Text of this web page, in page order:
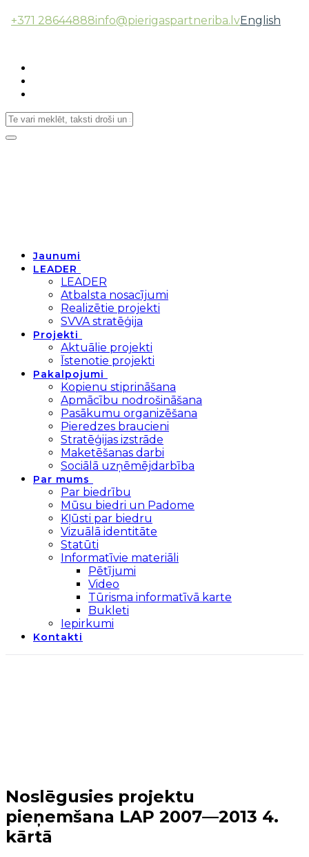
+371 28644888info@pierigaspartneriba.lvEnglish
Toggle
Jaunumi
LEADER
LEADER
Atbalsta nosacījumi
Realizētie projekti
SVVA stratēģija
Projekti
Aktuālie projekti
Īstenotie projekti
Pakalpojumi
Kopienu stiprināšana
Apmācību nodrošināšana
Pasākumu organizēšana
Pieredzes braucieni
Stratēģijas izstrāde
Maketēšanas darbi
Sociālā uzņēmējdarbība
Par mums
Par biedrību
Mūsu biedri un Padome
Kļūsti par biedru
Vizuālā identitāte
Statūti
Informatīvie materiāli
Pētījumi
Video
Tūrisma informatīvā karte
Bukleti
Iepirkumi
Kontakti
Noslēgusies projektu
pieņemšana LAP 2007—2013 4.
kārtā